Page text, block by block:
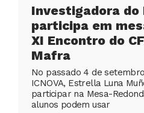
Investigadora do
participa em
XI Encontro do
Mafra
No passado 4 de
ICNOVA, Estrella Luna
participar na Mesa-
alunos podem usar